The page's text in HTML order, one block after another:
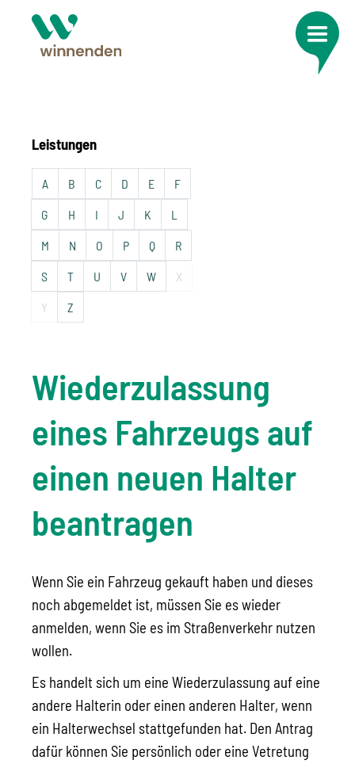
Leistungen
A B C D E F
G H I J K L
M N O P Q R
S T U V W X
Y Z
Wiederzulassung
eines Fahrzeugs auf
einen neuen Halter
beantragen
Wenn Sie ein Fahrzeug gekauft haben und dieses
noch abgemeldet ist, müssen Sie es wieder
anmelden, wenn Sie es im Straßenverkehr nutzen
wollen.
Es handelt sich um eine Wiederzulassung auf eine
andere Halterin oder einen anderen Halter, wenn
ein Halterwechsel stattgefunden hat. Den Antrag
dafür können Sie persönlich oder eine Vetretung